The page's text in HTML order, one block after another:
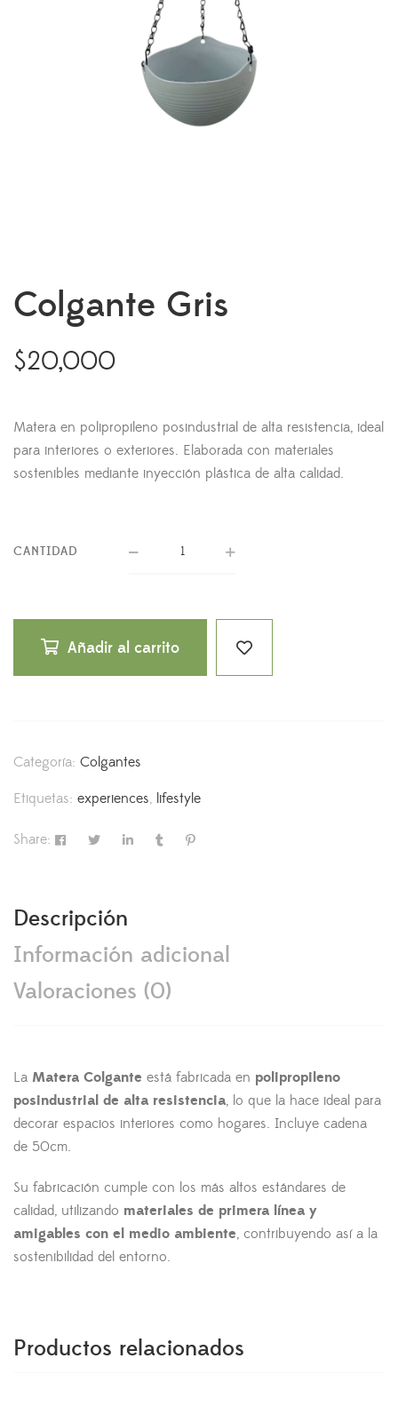
Colgante Gris
$20,000
Matera en polipropileno posindustrial de alta resistencia, ideal
para interiores o exteriores. Elaborada con materiales
sostenibles mediante inyección plástica de alta calidad.
CANTIDAD
Añadir al carrito
Categoría: Colgantes
Etiquetas: experiences, lifestyle
Share:
Descripción
Información adicional
Valoraciones (0)
La Matera Colgante está fabricada en polipropileno
posindustrial de alta resistencia, lo que la hace ideal para
decorar espacios interiores como hogares. Incluye cadena
de 50cm.
Su fabricación cumple con los más altos estándares de
calidad, utilizando materiales de primera línea y
amigables con el medio ambiente, contribuyendo así a la
sostenibilidad del entorno.
Productos relacionados